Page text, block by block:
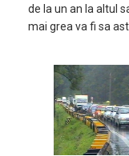
de la un an la altul
mai grea va fi sa